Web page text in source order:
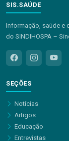
SIS.SAÚDE
Informação, saúde e
do SINDIHOSPA –
SEÇÕES
Notícias
Artigos
Educação
Entrevistas